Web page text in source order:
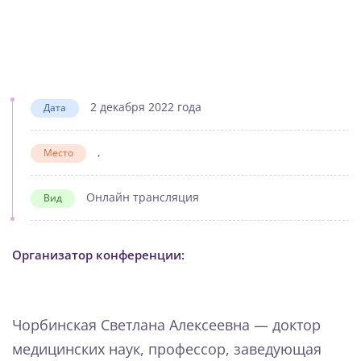
Дата 2 декабря 2022 года
Место ,
Вид Онлайн трансляция
Организатор конференции:
Чорбинская Светлана Алексеевна — доктор
медицинских наук, профессор, заведующая